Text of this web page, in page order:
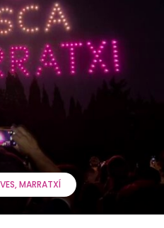
MARRATXÍ